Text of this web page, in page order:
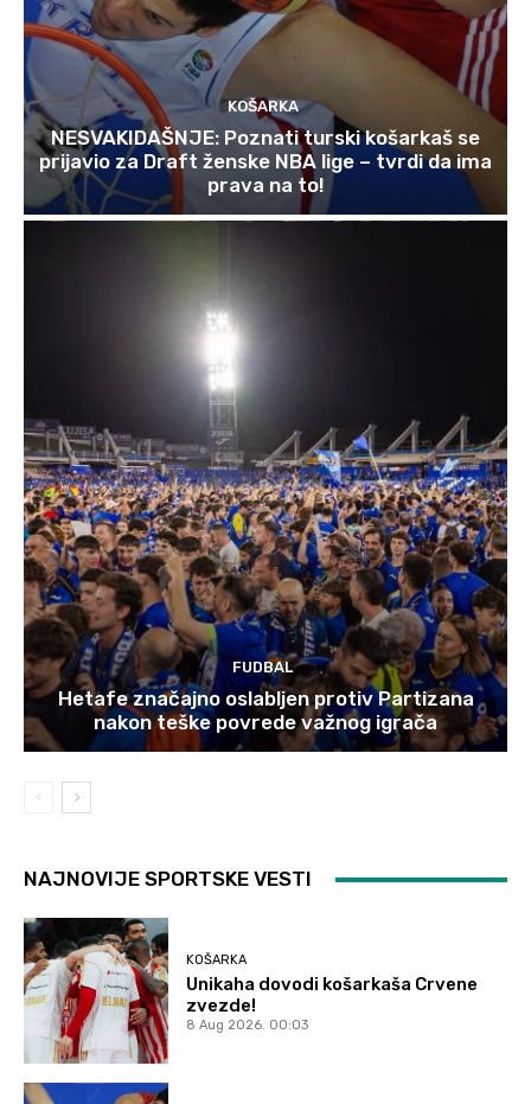
KOŠARKA
NESVAKIDAŠNJE: Poznati turski košarkaš se
prijavio za Draft ženske NBA lige – tvrdi da ima
prava na to!
FUDBAL
Hetafe značajno oslabljen protiv Partizana
nakon teške povrede važnog igrača
NAJNOVIJE SPORTSKE VESTI
KOŠARKA
Unikaha dovodi košarkaša Crvene
zvezde!
8 Aug 2026. 00:03